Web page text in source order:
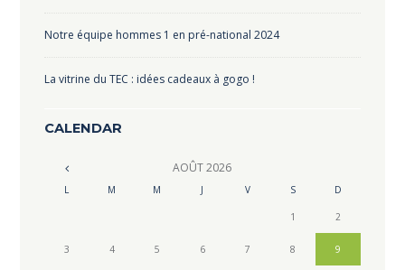
Notre équipe hommes 1 en pré-national 2024
La vitrine du TEC : idées cadeaux à gogo !
CALENDAR
AOÛT2026
L M M J V S D
1 2
3 4 5 6 7 8 9